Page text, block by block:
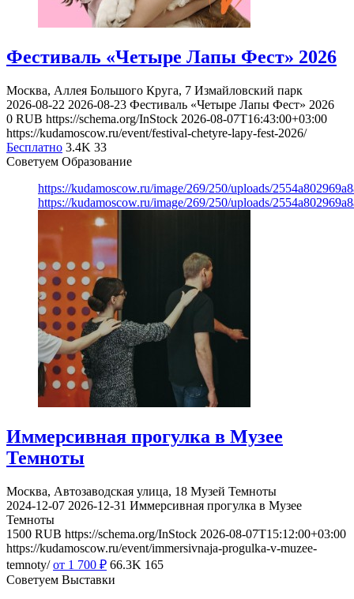
Фестиваль «Четыре Лапы Фест» 2026
Москва, Аллея Большого Круга, 7 Измайловский парк
2026-08-22 2026-08-23 Фестиваль «Четыре Лапы Фест» 2026
0 RUB https://schema.org/InStock 2026-08-07T16:43:00+03:00
https://kudamoscow.ru/event/festival-chetyre-lapy-fest-2026/
Бесплатно 3.4K 33
Советуем Образование
https://kudamoscow.ru/image/269/250/uploads/
https://kudamoscow.ru/image/269/250/uploads/
Иммерсивная прогулка в Музее
Темноты
Москва, Автозаводская улица, 18 Музей Темноты
2024-12-07 2026-12-31 Иммерсивная прогулка в Музее
Темноты
1500 RUB https://schema.org/InStock 2026-08-07T15:12:00+03:00
https://kudamoscow.ru/event/immersivnaja-progulka-v-muzee-
temnoty/ от 1 700 ₽ 66.3K 165
Советуем Выставки